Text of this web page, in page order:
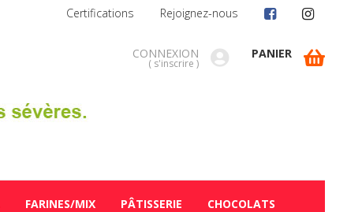
CONNEXION
( s'inscrire )
PANIER
FARINES/MIX PÂTISSERIE CHOCOLATS
Certifications Rejoignez-nous